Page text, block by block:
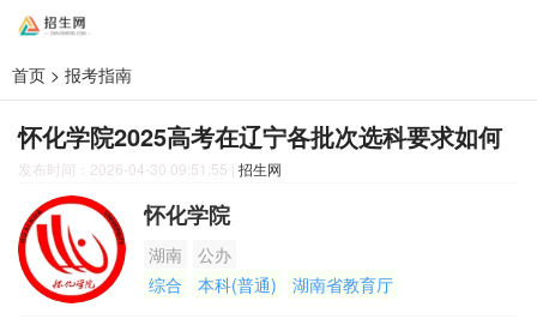
首页 > 报考指南
怀化学院2025高考在辽宁各批次选科要求如何
发布时间：2026-04-30 09:51:55 | 招生网
怀化学院
湖南
公办
综合
本科(普通) 湖南省教育厅